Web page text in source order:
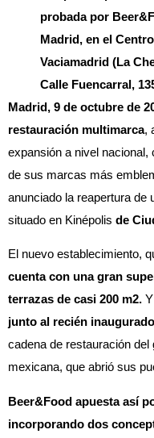
probada por
Madrid, en el
Vaciamadrid (La
Calle Fuencarral,
Madrid, 9 de octubre de
restauración multimarca,
expansión a nivel nacional,
de sus marcas más
anunciado la reapertura de
situado en Kinépolis de
El nuevo establecimiento,
cuenta con una gran
terrazas de casi 200 m2.
junto al recién
cadena de restauración
mexicana, que abrió sus
Beer&Food apuesta así
incorporando dos